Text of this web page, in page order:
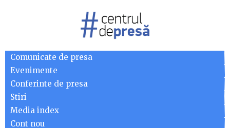
Comunicate de presa
Evenimente
Conferinte de presa
Stiri
Media index
Cont nou